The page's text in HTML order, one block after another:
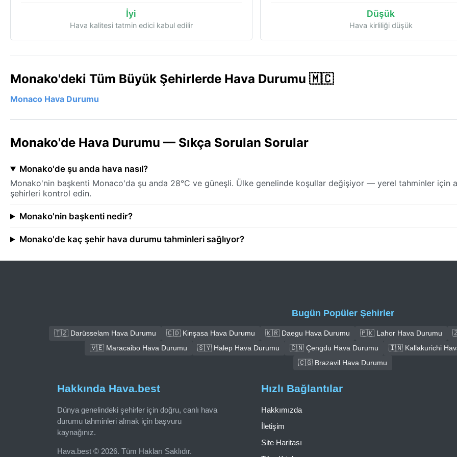
İyi
Hava kalitesi tatmin edici kabul edilir
Düşük
Hava kirliliği düşük
Monako'deki Tüm Büyük Şehirlerde Hava Durumu 🇲🇨
Monaco Hava Durumu
Monako'de Hava Durumu — Sıkça Sorulan Sorular
Monako'de şu anda hava nasıl?
Monako'nin başkenti Monaco'da şu anda 28°C ve güneşli. Ülke genelinde koşullar değişiyor — yerel tahminler için
şehirleri kontrol edin.
Monako'nin başkenti nedir?
Monako'de kaç şehir hava durumu tahminleri sağlıyor?
Bugün Popüler Şehirler
🇹🇿 Darüsselam Hava Durumu 🇨🇩 Kinşasa Hava Durumu 🇰🇷 Daegu Hava Durumu 🇵🇰 Lahor Hava Durumu
🇻🇪 Maracaibo Hava Durumu
🇸🇾 Halep Hava Durumu 🇨🇳 Çengdu Hava Durumu 🇮🇳 Kallakurichi
🇨🇬 Brazavil Hava Durumu
Hakkında Hava.best
Dünya genelindeki şehirler için doğru, canlı hava
durumu tahminleri almak için başvuru
kaynağınız.
Hava.best © 2026. Tüm Hakları Saklıdır.
Hızlı Bağlantılar
Hakkımızda
İletişim
Site Haritası